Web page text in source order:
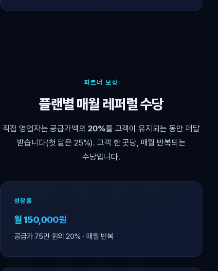
파트너 보상
플랜별 매월 레퍼럴 수당
직접 영업자는 공급가액의 20%를 고객이 유지되는 동안 매달
받습니다(첫 달은 25%). 고객 한 곳당, 매월 반복되는
수당입니다.
성장홈
월 150,000원
공급가 75만 원의 20% · 매월 반복